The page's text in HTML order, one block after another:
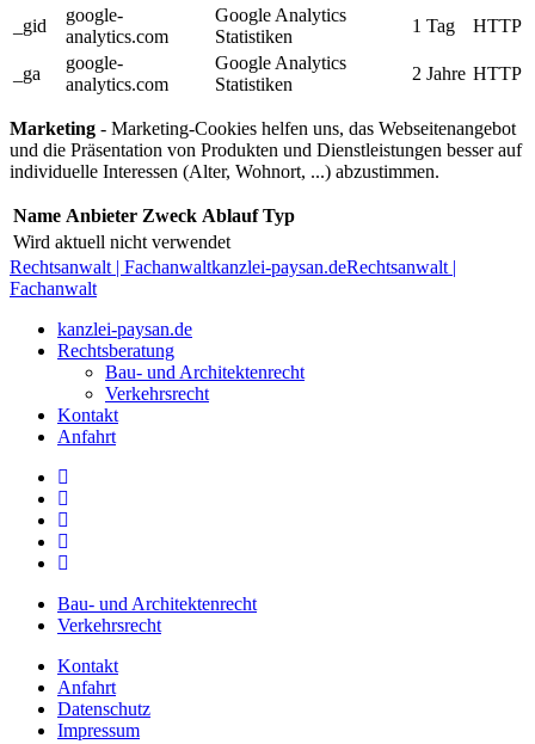
_gid
google-
analytics.com
Google Analytics
Statistiken
1 Tag HTTP
_ga
google-
analytics.com
Google Analytics
Statistiken
2 Jahre HTTP
Marketing - Marketing-Cookies helfen uns, das Webseitenangebot
und die Präsentation von Produkten und Dienstleistungen besser auf
individuelle Interessen (Alter, Wohnort, ...) abzustimmen.
Name Anbieter Zweck Ablauf Typ
Wird aktuell nicht verwendet
Rechtsanwalt | Fachanwaltkanzlei-paysan.deRechtsanwalt |
Fachanwalt
kanzlei-paysan.de
Rechtsberatung
Bau- und Architektenrecht
Verkehrsrecht
Kontakt
Anfahrt
Bau- und Architektenrecht
Verkehrsrecht
Kontakt
Anfahrt
Datenschutz
Impressum